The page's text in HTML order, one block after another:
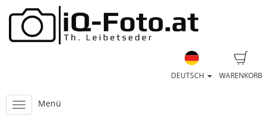
WARENKORB
DEUTSCH
Menü